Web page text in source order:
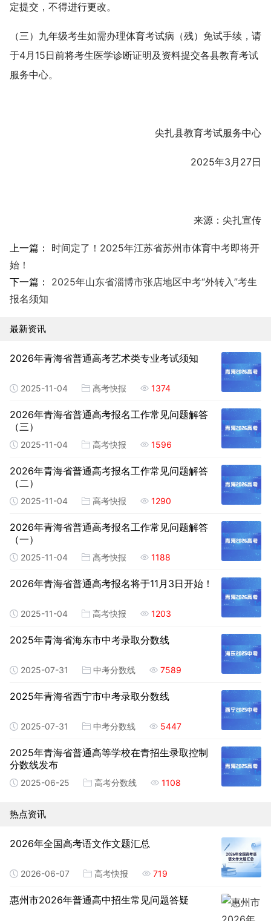
定提交，不得进行更改。
（三）九年级考生如需办理体育考试病（残）免试手续，请
于4月15日前将考生医学诊断证明及资料提交各县教育考试
服务中心。
尖扎县教育考试服务中心
2025年3月27日
来源：尖扎宣传
上一篇： 时间定了！2025年江苏省苏州市体育中考即将开
始！
下一篇： 2025年山东省淄博市张店地区中考“外转入”考生
报名须知
最新资讯
2026年青海省普通高考艺术类专业考试须知
2025-11-04 高考快报 1374
2026年青海省普通高考报名工作常见问题解答
（三）
2025-11-04 高考快报 1596
2026年青海省普通高考报名工作常见问题解答
（二）
2025-11-04 高考快报 1290
2026年青海省普通高考报名工作常见问题解答
（一）
2025-11-04 高考快报 1188
2026年青海省普通高考报名将于11月3日开始！
2025-11-04 高考快报 1203
2025年青海省海东市中考录取分数线
2025-07-31 中考分数线 7589
2025年青海省西宁市中考录取分数线
2025-07-31 中考分数线 5447
2025年青海省普通高等学校在青招生录取控制
分数线发布
2025-06-25 高考分数线 1108
热点资讯
2026年全国高考语文作文题汇总
2026-06-07 高考快报 719
惠州市2026年普通高中招生常见问题答疑